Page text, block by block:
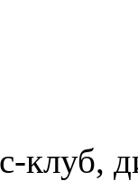
клуб,